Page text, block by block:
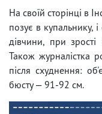
На своїй сторінці в
позує в купальнику,
дівчини, при
Також журналістка
після схуднення:
бюсту — 91-92 см.